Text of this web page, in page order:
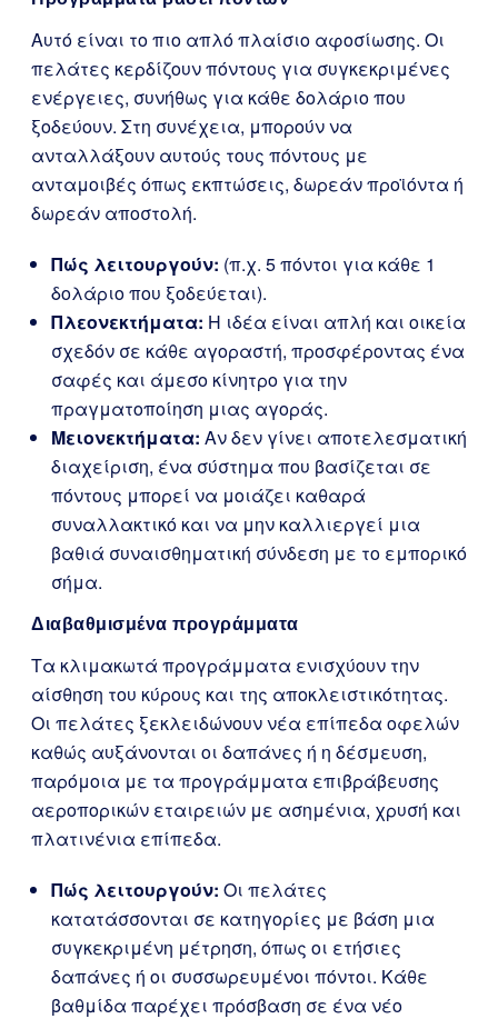
Αυτό είναι το πιο απλό πλαίσιο αφοσίωσης. Οι
πελάτες κερδίζουν πόντους για συγκεκριμένες
ενέργειες, συνήθως για κάθε δολάριο που
ξοδεύουν. Στη συνέχεια, μπορούν να
ανταλλάξουν αυτούς τους πόντους με
ανταμοιβές όπως εκπτώσεις, δωρεάν προϊόντα ή
δωρεάν αποστολή.
Πώς λειτουργούν: (π.χ. 5 πόντοι για κάθε 1
δολάριο που ξοδεύεται).
Πλεονεκτήματα: Η ιδέα είναι απλή και οικεία
σχεδόν σε κάθε αγοραστή, προσφέροντας ένα
σαφές και άμεσο κίνητρο για την
πραγματοποίηση μιας αγοράς.
Μειονεκτήματα: Αν δεν γίνει αποτελεσματική
διαχείριση, ένα σύστημα που βασίζεται σε
πόντους μπορεί να μοιάζει καθαρά
συναλλακτικό και να μην καλλιεργεί μια
βαθιά συναισθηματική σύνδεση με το εμπορικό
σήμα.
Διαβαθμισμένα προγράμματα
Τα κλιμακωτά προγράμματα ενισχύουν την
αίσθηση του κύρους και της αποκλειστικότητας.
Οι πελάτες ξεκλειδώνουν νέα επίπεδα οφελών
καθώς αυξάνονται οι δαπάνες ή η δέσμευση,
παρόμοια με τα προγράμματα επιβράβευσης
αεροπορικών εταιρειών με ασημένια, χρυσή και
πλατινένια επίπεδα.
Πώς λειτουργούν: Οι πελάτες
κατατάσσονται σε κατηγορίες με βάση μια
συγκεκριμένη μέτρηση, όπως οι ετήσιες
δαπάνες ή οι συσσωρευμένοι πόντοι. Κάθε
βαθμίδα παρέχει πρόσβαση σε ένα νέο